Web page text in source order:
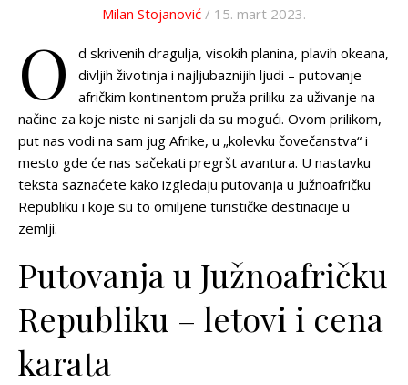
Milan Stojanović / 15. mart 2023.
O
d skrivenih dragulja, visokih planina, plavih okeana,
divljih životinja i najljubaznijih ljudi – putovanje
afričkim kontinentom pruža priliku za uživanje na
načine za koje niste ni sanjali da su mogući. Ovom prilikom,
put nas vodi na sam jug Afrike, u „kolevku čovečanstva“ i
mesto gde će nas sačekati pregršt avantura. U nastavku
teksta saznaćete kako izgledaju putovanja u Južnoafričku
Republiku i koje su to omiljene turističke destinacije u
zemlji.
Putovanja u Južnoafričku
Republiku – letovi i cena
karata